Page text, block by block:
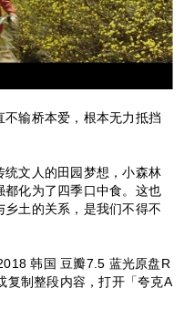
输桥本爱，根本无力抵挡
文人的田园梦想，小森林
化为了四季口中食。这也
土的关系，是我们不得不
韩国 豆瓣7.5 蓝光原盘R
复制整段内容，打开「夸克A